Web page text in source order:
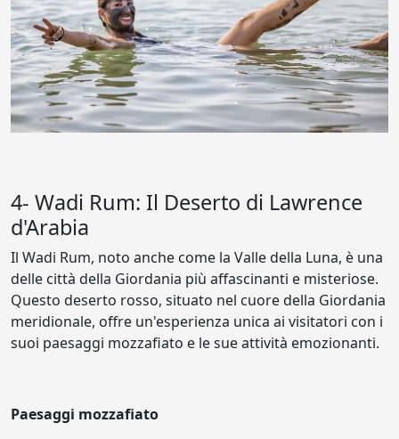
4- Wadi Rum: Il Deserto di Lawrence
d'Arabia
Il Wadi Rum, noto anche come la Valle della Luna, è una
delle città della Giordania più affascinanti e misteriose.
Questo deserto rosso, situato nel cuore della Giordania
meridionale, offre un'esperienza unica ai visitatori con i
suoi paesaggi mozzafiato e le sue attività emozionanti.
Paesaggi mozzafiato